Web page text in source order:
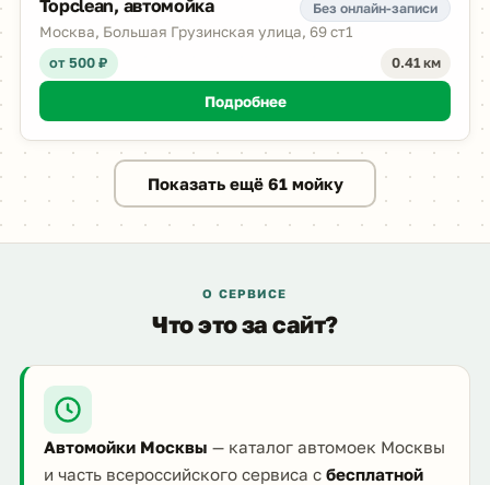
Topclean, автомойка Без онлайн-записи
Москва, Большая Грузинская улица, 69 ст1
от 500 ₽
0.41 км
Подробнее
Показать ещё 61 мойку
О СЕРВИСЕ
Что это за сайт?
Автомойки Москвы — каталог автомоек Москвы
и часть всероссийского сервиса сбесплатной